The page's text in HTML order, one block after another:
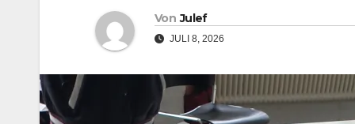
Von Julef
JULI 8, 2026